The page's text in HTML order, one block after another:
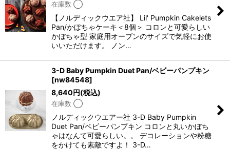
在庫数 ◯
【ノルディックウエア社】 Lil' Pumpkin Cakelets
Pan/かぼちゃケーキ＜8個＞ コロンと可愛らしい
かぼちゃ型 家庭用オーブンのサイズで気軽にお使
いいただけます。 ノン…
3-D Baby Pumpkin Duet Pan/ベビーパンプキン
[nw84548]
8,640円(税込)
在庫数 ◯
ノルディックウエアー社 3-D Baby Pumpkin
Duet Pan/ベビーパンプキン コロンと丸いかぼち
ゃはなんて可愛らしい。。 デコレーションや粉糖
をかけても素敵ですよ！ 3-D…